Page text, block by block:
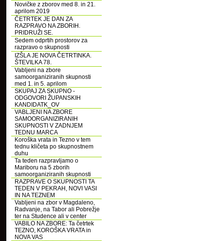
Novičke z zborov med 8. in 21.
aprilom 2019
ČETRTEK JE DAN ZA
RAZPRAVO NA ZBORIH.
PRIDRUŽI SE.
Sedem odprtih prostorov za
razpravo o skupnosti
IZŠLA JE NOVA ČETRTINKA.
ŠTEVILKA 78.
Vabljeni na zbore
samoorganiziranih skupnosti
med 1. in 5. aprilom
SKUPAJ ZA SKUPNO -
ODGOVORI ŽUPANSKIH
KANDIDATK_OV
VABLJENI NA ZBORE
SAMOORGANIZIRANIH
SKUPNOSTI V ZADNJEM
TEDNU MARCA
Koroška vrata in Tezno v tem
tednu kličeta po skupnostnem
duhu
Ta teden razpravljamo o
Mariboru na 5 zborih
samoorganiziranih skupnosti
RAZPRAVE O SKUPNOSTI TA
TEDEN V PEKRAH, NOVI VASI
IN NA TEZNEM
Vabljeni na zbor v Magdaleno,
Radvanje, na Tabor ali Pobrežje
ter na Studence ali v center
VABILO NA ZBORE: Ta četrtek
TEZNO, KOROŠKA VRATA in
NOVA VAS